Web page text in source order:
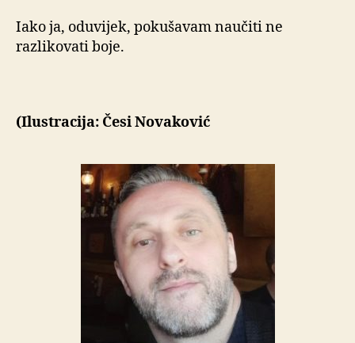
Iako ja, oduvijek, pokušavam naučiti ne
razlikovati boje.
(Ilustracija: Česi Novaković